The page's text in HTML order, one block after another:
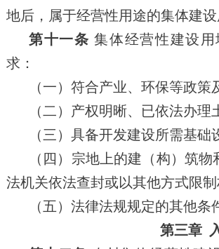
地后，属于经营性用途的集体建
第十一条 集体经营性建设
求：
（一）符合产业、环保等政策
（二）产权明晰、已依法办
（三）具备开发建设所需基
（四）宗地上的建（构）筑
法机关依法查封或以其他方式限
（五）法律法规规定的其他条
第三章